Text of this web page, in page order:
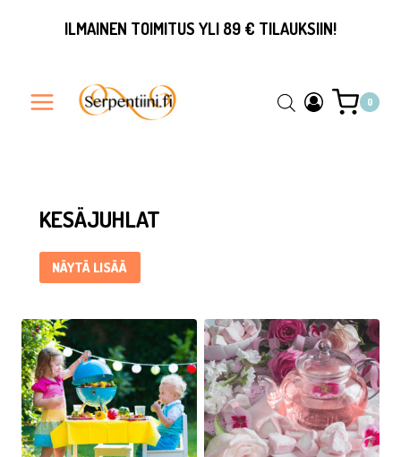
ILMAINEN TOIMITUS YLI 89 € TILAUKSIIN!
0
Kesäjuhlat ... Content continues. Activate the Näytä lisää
KESÄJUHLAT
NÄYTÄ LISÄÄ